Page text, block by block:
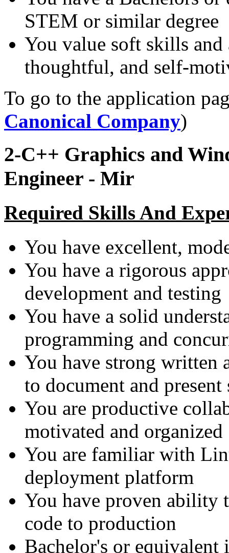
STEM or similar degree
You value soft skills and
thoughtful, and self-
To go to the application
Canonical Company)
2-C++ Graphics and
Engineer - Mir
Required Skills And
You have excellent,
You have a rigorous
development and testing
You have a solid
programming and
You have strong written
to document and
You are productive
motivated and organized
You are familiar with
deployment platform
You have proven ability
code to production
Bachelor's or equivalent